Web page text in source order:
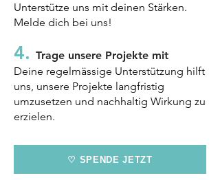
Unterstütze uns mit deinen Stärken.
Melde dich bei uns!
4. Trage unsere Projekte mit
Deine regelmässige Unterstützung hilft
uns, unsere Projekte langfristig
umzusetzen und nachhaltig Wirkung zu
erzielen.
♡ SPENDE JETZT